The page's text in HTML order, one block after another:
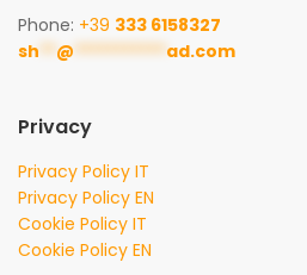
Phone: +39 333 6158327
sh ** @ *********** ad.com
Privacy
Privacy Policy IT
Privacy Policy EN
Cookie Policy IT
Cookie Policy EN